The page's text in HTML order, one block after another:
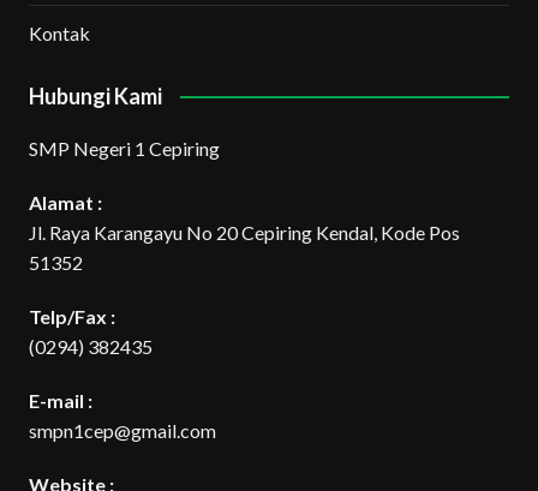
Kontak
Hubungi Kami
SMP Negeri 1 Cepiring
Alamat :
Jl. Raya Karangayu No 20 Cepiring Kendal, Kode Pos
51352
Telp/Fax :
(0294) 382435
E-mail :
smpn1cep@gmail.com
Website :